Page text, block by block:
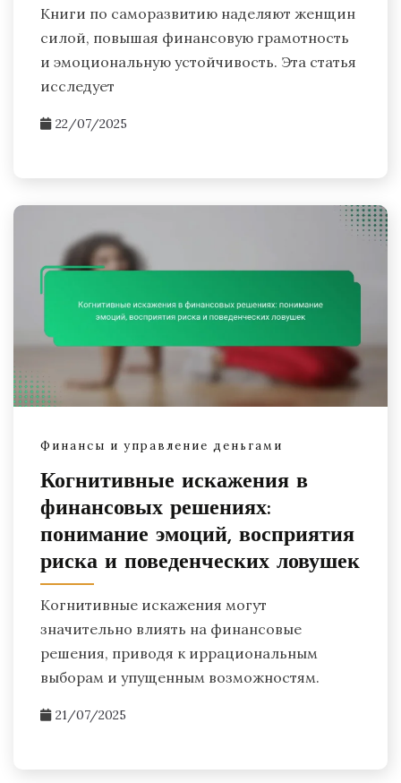
Книги по саморазвитию наделяют женщин
силой, повышая финансовую грамотность
и эмоциональную устойчивость. Эта статья
исследует
22/07/2025
Финансы и управление деньгами
Когнитивные искажения в
финансовых решениях:
понимание эмоций, восприятия
риска и поведенческих ловушек
Когнитивные искажения могут
значительно влиять на финансовые
решения, приводя к иррациональным
выборам и упущенным возможностям.
21/07/2025